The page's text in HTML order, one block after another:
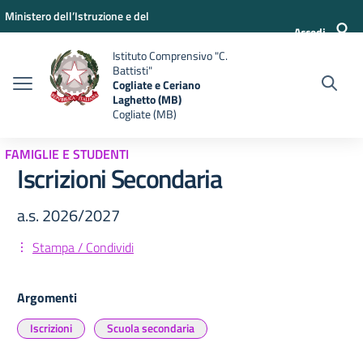
Vai ai contenuti
Vai al menu di navigazione
Vai al footer
Ministero dell’Istruzione e del
Accedi
Istituto Comprensivo "C.
Battisti"
Cogliate e Ceriano
Laghetto (MB)
Cogliate (MB)
FAMIGLIE E STUDENTI
Iscrizioni Secondaria
a.s. 2026/2027
Stampa / Condividi
Argomenti
Iscrizioni Scuola secondaria